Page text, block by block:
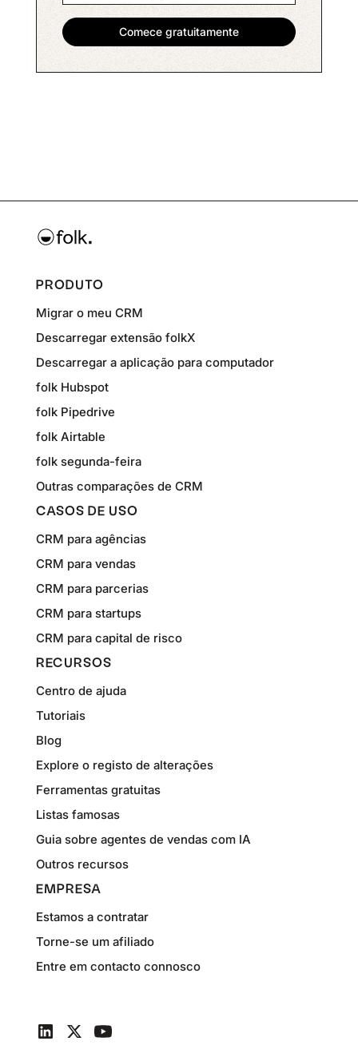
PRODUTO
Migrar o meu CRM
Descarregar extensão folkX
Descarregar a aplicação para computador
folk Hubspot
folk Pipedrive
folk Airtable
folk segunda-feira
Outras comparações de CRM
CASOS DE USO
CRM para agências
CRM para vendas
CRM para parcerias
CRM para startups
CRM para capital de risco
RECURSOS
Centro de ajuda
Tutoriais
Blog
Explore o registo de alterações
Ferramentas gratuitas
Listas famosas
Guia sobre agentes de vendas com IA
Outros recursos
EMPRESA
Estamos a contratar
Torne-se um afiliado
Entre em contacto connosco